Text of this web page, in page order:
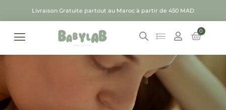
Livraison Gratuite partout au Maroc à partir de 450 MAD
0